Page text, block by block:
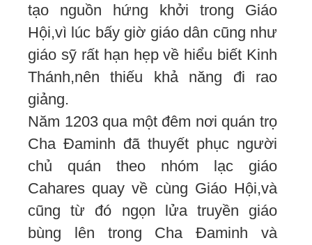
tạo nguồn hứng khởi trong Giáo
Hội,vì lúc bấy giờ giáo dân cũng như
giáo sỹ rất hạn hẹp về hiểu biết Kinh
Thánh,nên thiếu khả năng đi rao
giảng.
Năm 1203 qua một đêm nơi quán trọ
Cha Đaminh đã thuyết phục người
chủ quán theo nhóm lạc giáo
Cahares quay về cùng Giáo Hội,và
cũng từ đó ngọn lửa truyền giáo
bùng lên trong Cha Đaminh và